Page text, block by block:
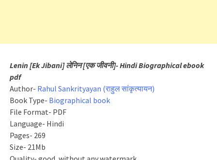
Lenin [Ek Jibani] लेनिन [एक जीवनी]- Hindi Biographical ebook
pdf
Author- Rahul Sankrityayan (राहुल सांकृत्यायन)
Book Type- Biographical book
File Format- PDF
Language- Hindi
Pages- 269
Size- 21Mb